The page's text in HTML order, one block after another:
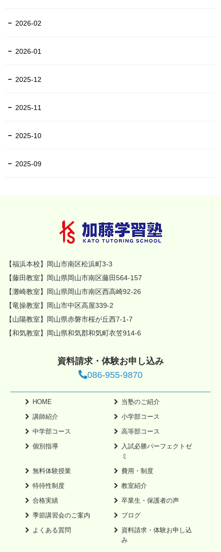
2026-02
2026-01
2025-12
2025-11
2025-10
2025-09
【福浜本校】岡山市南区松浜町3-3
【藤田教室】岡山県岡山市南区藤田564-157
【灘崎教室】岡山県岡山市南区西高崎92-26
【竜操教室】岡山市中区高屋339-2
【山陽教室】岡山県赤磐市桜が丘西7-1-7
【和気教室】岡山県和気郡和気町衣笠914-6
資料請求・体験お申し込み
086-955-9870
HOME
当塾のご紹介
講師紹介
小学部コース
中学部コース
高等部コース
個別指導
入試必勝パーフェクトゼ
ミ
無料体験授業
費用・制度
特待性制度
教室紹介
合格実績
卒業生・保護者の声
季節講習会のご案内
ブログ
よくある質問
資料請求・体験お申し込
み